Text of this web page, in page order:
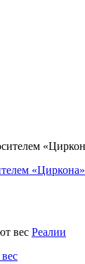
«Циркона»
Реалии